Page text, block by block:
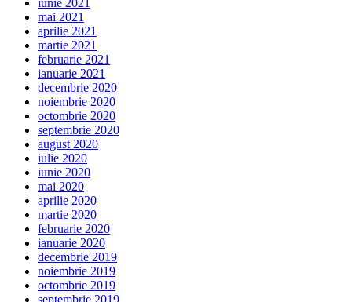
iunie 2021
mai 2021
aprilie 2021
martie 2021
februarie 2021
ianuarie 2021
decembrie 2020
noiembrie 2020
octombrie 2020
septembrie 2020
august 2020
iulie 2020
iunie 2020
mai 2020
aprilie 2020
martie 2020
februarie 2020
ianuarie 2020
decembrie 2019
noiembrie 2019
octombrie 2019
septembrie 2019